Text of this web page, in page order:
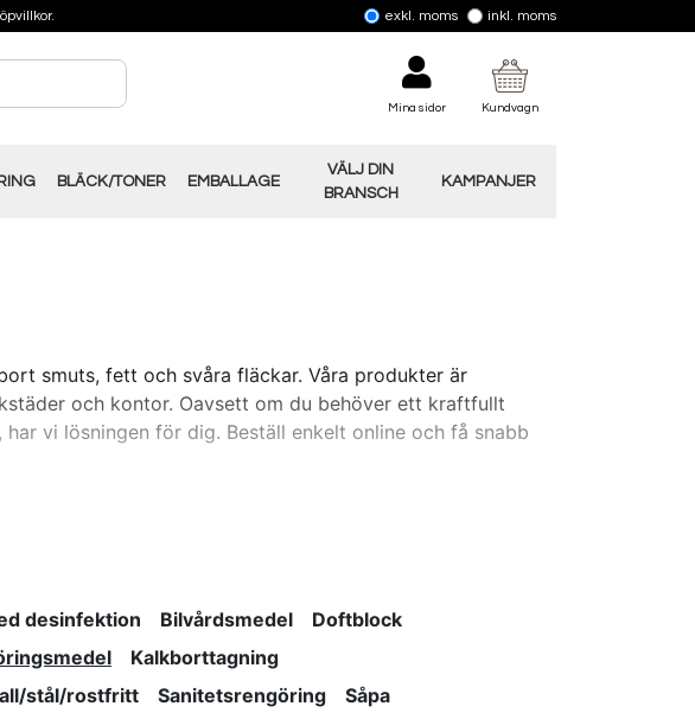
exkl. moms inkl. moms
Mina sidor Kundvagn
BLÄCK/TONER EMBALLAGE
VÄLJ DIN
BRANSCH
KAMPANJER
smuts, fett och svåra fläckar. Våra produkter är
och kontor. Oavsett om du behöver ett kraftfullt
vi lösningen för dig. Beställ enkelt online och få snabb
desinfektion Bilvårdsmedel
Doftblock
Kalkborttagning
stål/rostfritt Sanitetsrengöring
Såpa